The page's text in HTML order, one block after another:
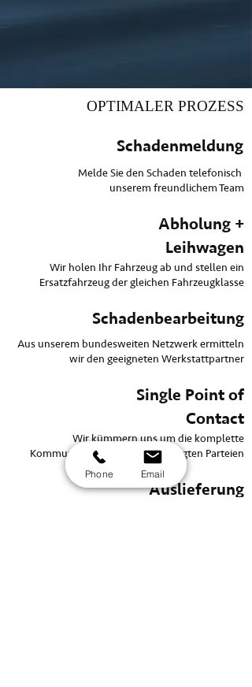
OPTIMALER PROZESS
Schadenmeldung
Melde Sie den Schaden telefonisch
unserem freundlichem Team
Abholung +
Leihwagen
Wir holen Ihr Fahrzeug ab und stellen ein
Ersatzfahrzeug der gleichen Fahrzeugklasse
Schadenbearbeitung
Aus unserem bundesweiten Netzwerk ermitteln
wir den geeigneten Werkstattpartner
Single Point of
Contact
Wir kümmern uns um die komplette
Kommunikation mit allen beteiligten Parteien
Auslieferung
Phone Email